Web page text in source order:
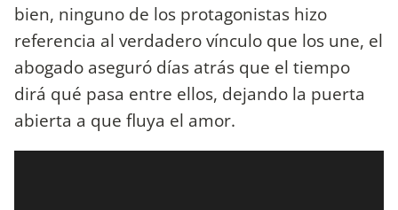
bien, ninguno de los protagonistas hizo
referencia al verdadero vínculo que los une, el
abogado aseguró días atrás que el tiempo
dirá qué pasa entre ellos, dejando la puerta
abierta a que fluya el amor.